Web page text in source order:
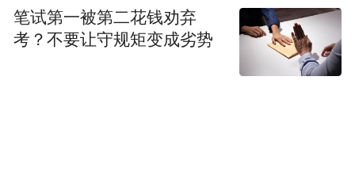
笔试第一被第二花钱劝弃
考？不要让守规矩变成劣势